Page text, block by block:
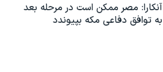
آنکارا: مصر ممکن است در مرحله بعد
به توافق دفاعی مکه بپیوندد